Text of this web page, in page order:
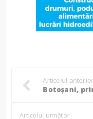
Articolul anterior
Articolul următor